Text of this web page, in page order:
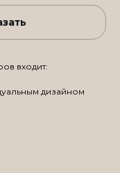
входит:
дизайном